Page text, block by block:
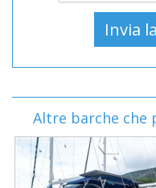
Altre barche che